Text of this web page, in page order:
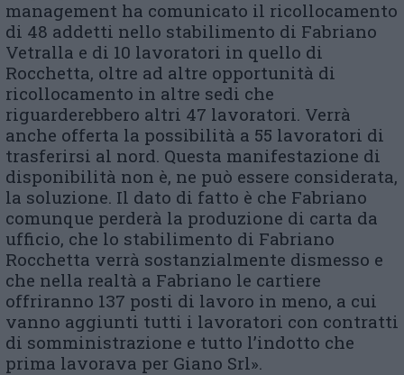
management ha comunicato il ricollocamento
di 48 addetti nello stabilimento di Fabriano
Vetralla e di 10 lavoratori in quello di
Rocchetta, oltre ad altre opportunità di
ricollocamento in altre sedi che
riguarderebbero altri 47 lavoratori. Verrà
anche offerta la possibilità a 55 lavoratori di
trasferirsi al nord. Questa manifestazione di
disponibilità non è, ne può essere considerata,
la soluzione. Il dato di fatto è che Fabriano
comunque perderà la produzione di carta da
ufficio, che lo stabilimento di Fabriano
Rocchetta verrà sostanzialmente dismesso e
che nella realtà a Fabriano le cartiere
offriranno 137 posti di lavoro in meno, a cui
vanno aggiunti tutti i lavoratori con contratti
di somministrazione e tutto l’indotto che
prima lavorava per Giano Srl».